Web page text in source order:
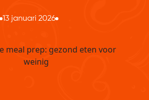
13 januari 2026